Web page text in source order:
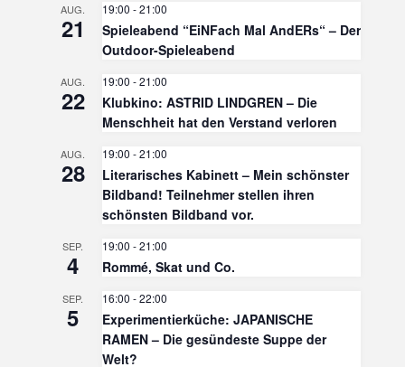
AUG.
21
19:00 -21:00
Spieleabend “EiNFach Mal AndERs“ – Der
Outdoor-Spieleabend
AUG.
22
19:00 -21:00
Klubkino: ASTRID LINDGREN – Die
Menschheit hat den Verstand verloren
AUG.
28
19:00 -21:00
Literarisches Kabinett – Mein schönster
Bildband! Teilnehmer stellen ihren
schönsten Bildband vor.
SEP.
4
19:00 -21:00
Rommé, Skat und Co.
SEP.
5
16:00 -22:00
Experimentierküche: JAPANISCHE
RAMEN – Die gesündeste Suppe der
Welt?